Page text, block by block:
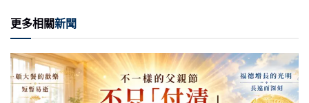
更多相關新聞